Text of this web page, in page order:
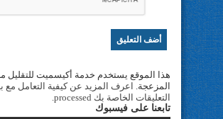
هذا الموقع يستخدم خدمة أكيسميت للتقليل
المزعجة. اعرف المزيد عن كيفية التعامل مع
التعليقات الخاصة بك processed
.
تابعنا على فيسبوك